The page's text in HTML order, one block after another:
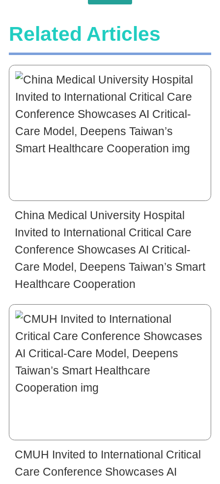
Related Articles
China Medical University Hospital
Invited to International Critical Care
Conference Showcases AI Critical-
Care Model, Deepens Taiwan’s Smart
Healthcare Cooperation
CMUH Invited to International Critical
Care Conference Showcases AI